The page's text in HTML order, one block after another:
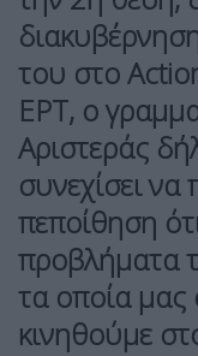
του στο
ΕΡΤ, ο
Αριστεράς
συνεχίσει να
πεποίθηση
προβλήματα
τα οποία μας
κινηθούμε